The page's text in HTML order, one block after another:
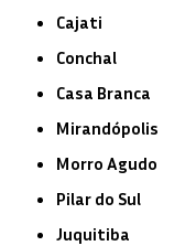
Cajati
Conchal
Casa Branca
Mirandópolis
Morro Agudo
Pilar do Sul
Juquitiba